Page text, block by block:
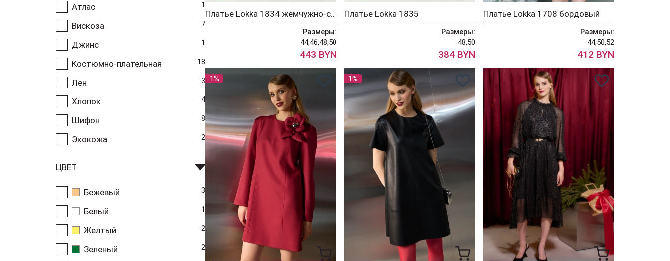
Атлас 1
Вискоза 7
Джинс 1
Костюмно-плательная 18
Лен 3
Хлопок 4
Шифон 8
Экокожа 2
ЦВЕТ
Бежевый 3
Белый 1
Желтый 2
Зеленый 2
Платье Lokka 1834 жемчужно-серый
Размеры:
44,46,48,50
443 BYN
Платье Lokka 1835
Размеры:
48,50
384 BYN
Платье Lokka 1708 бордовый
Размеры:
44,50,52
412 BYN
1% 1%